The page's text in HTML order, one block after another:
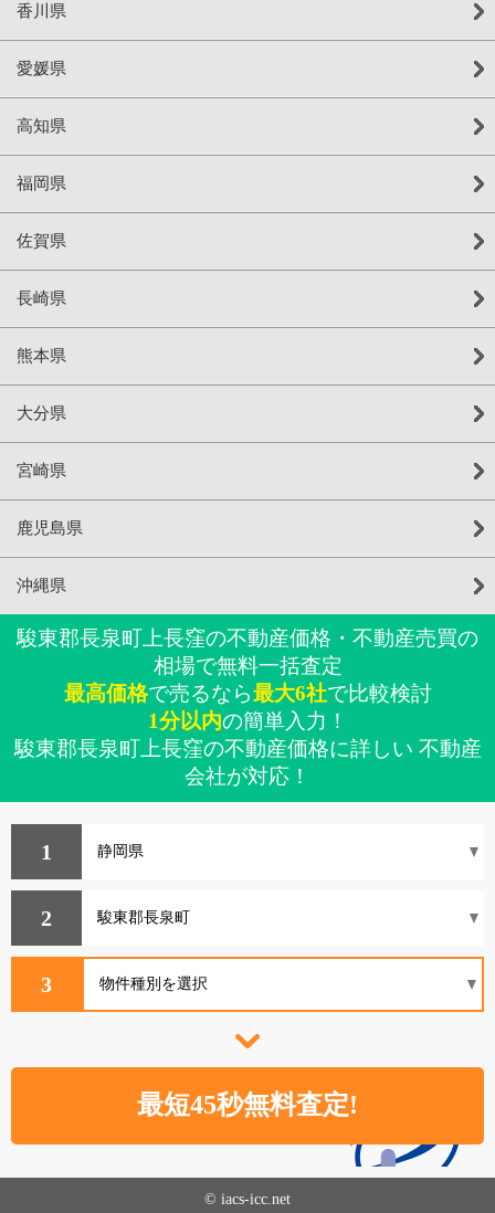
香川県
愛媛県
高知県
福岡県
佐賀県
長崎県
熊本県
大分県
宮崎県
鹿児島県
沖縄県
駿東郡長泉町上長窪の不動産価格・不動産売買の
相場で無料一括査定
最高価格で売るなら最大6社で比較検討
1分以内の簡単入力！
駿東郡長泉町上長窪の不動産価格に詳しい 不動産
会社が対応！
1
2
3
© iacs-icc.net